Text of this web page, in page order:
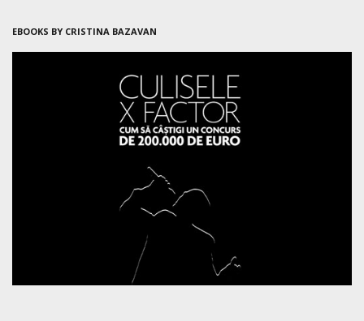
EBOOKS BY CRISTINA BAZAVAN